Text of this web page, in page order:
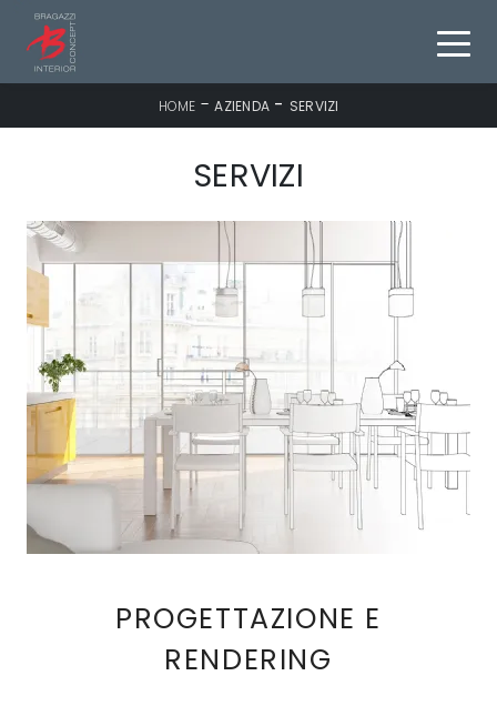
HOME -AZIENDA - SERVIZI
SERVIZI
PROGETTAZIONE E
RENDERING